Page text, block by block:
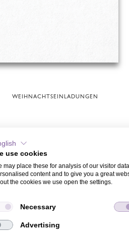
WEIHNACHTSEINLADUNGEN
use cookies
may place these for analysis of our visitor
content and to give you a great
the cookies we use open the settings.
Necessary
Advertising